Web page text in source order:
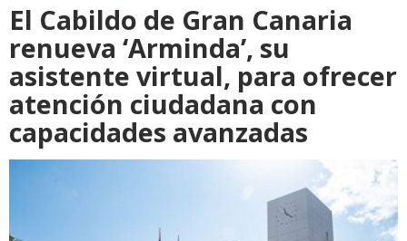
El Cabildo de Gran Canaria
renueva ‘Arminda’, su
asistente virtual, para ofrecer
atención ciudadana con
capacidades avanzadas